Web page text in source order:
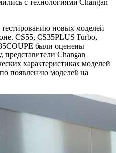
с технологиями Changan
новых моделей
CS55, CS35PLUS Turbo,
были оценены
представители Changan
характеристиках моделей
появлению моделей на